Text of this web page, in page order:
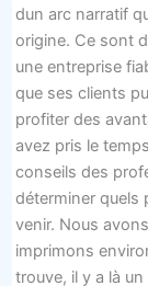
dun arc narratif
origine. Ce sont
une entreprise
que ses clients
profiter des
avez pris le
conseils des
déterminer quels
venir. Nous
imprimons
trouve, il y a là